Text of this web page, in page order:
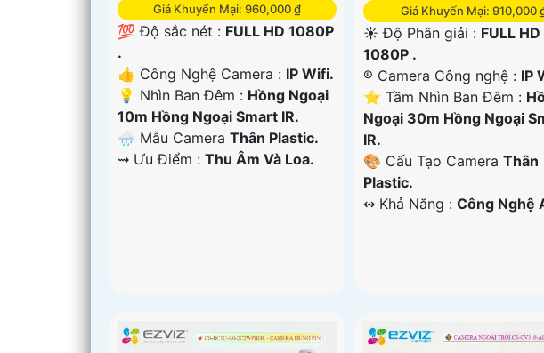
Giá Khuyến Mại: 960,000 ₫
💯 Độ sắc nét : FULL HD 1080P
.
👍 Công Nghệ Camera : IP Wifi.
💡 Nhìn Ban Đêm : Hồng Ngoại
10m Hồng Ngoại Smart IR.
🌧️ Mẫu Camera Thân Plastic.
️⇝ Ưu Điểm : Thu Âm Và Loa.
Giá Khuyến Mại: 910,000
☀️ Độ Phân giải : FULL HD
1080P .
®️ Camera Công nghệ : IP
⭐ Tầm Nhìn Ban Đêm :
Ngoại 30m Hồng Ngoại
IR.
🎨 Cấu Tạo CameraThân
Plastic.
️↭ Khả Năng :Công Nghệ